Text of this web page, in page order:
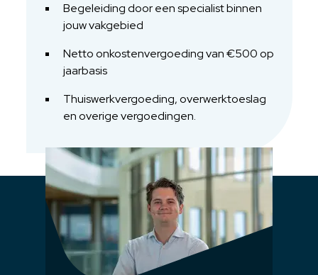
Begeleiding door een specialist binnen
jouw vakgebied
Netto onkostenvergoeding van €500 op
jaarbasis
Thuiswerkvergoeding, overwerktoeslag
en overige vergoedingen.